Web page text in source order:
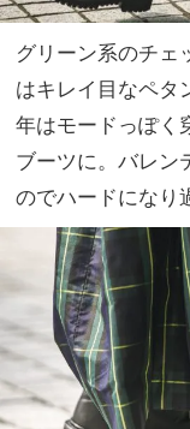
グリーン系のチェ
はキレイ目なペタ
年はモードっぽく
ブーツに。バレン
のでハードになり